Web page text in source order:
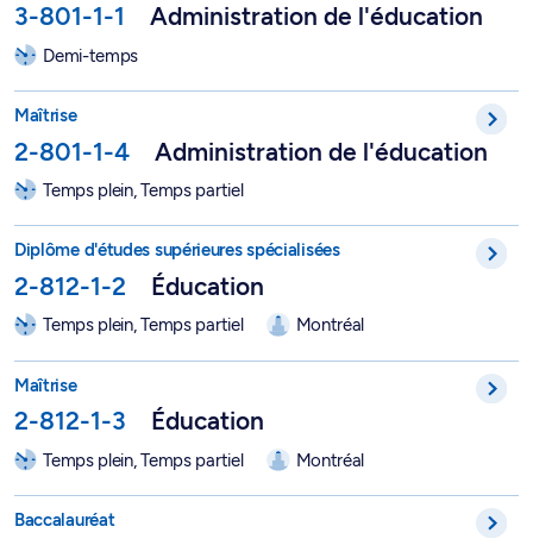
3-801-1-1 Administration de l'éducation
Demi-temps
Maîtrise en éducation, option Administration de l'éducation -
Maîtrise
2-801-1-4 Administration de l'éducation
Temps plein, Temps partiel
Diplôme d'études supérieures spécialisées
2-812-1-2 Éducation
Temps plein, Temps partiel Montréal
Maîtrise
2-812-1-3 Éducation
Temps plein, Temps partiel Montréal
Baccalauréat en éducation préscolaire et enseignement
Baccalauréat